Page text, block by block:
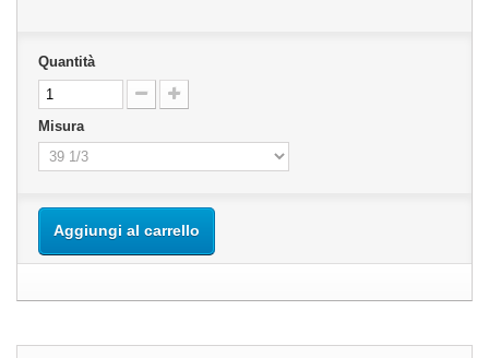
Quantità
Misura
Aggiungi al carrello